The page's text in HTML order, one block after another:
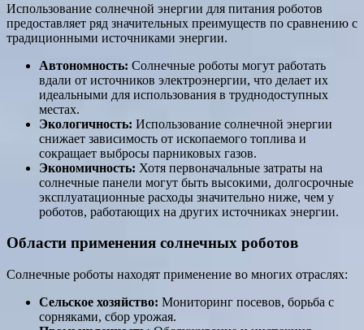
Использование солнечной энергии для питания роботов
предоставляет ряд значительных преимуществ по сравнению с
традиционными источниками энергии.
Автономность: Солнечные роботы могут работать
вдали от источников электроэнергии, что делает их
идеальными для использования в труднодоступных
местах.
Экологичность: Использование солнечной энергии
снижает зависимость от ископаемого топлива и
сокращает выбросы парниковых газов.
Экономичность: Хотя первоначальные затраты на
солнечные панели могут быть высокими, долгосрочные
эксплуатационные расходы значительно ниже, чем у
роботов, работающих на других источниках энергии.
Области применения солнечных роботов
Солнечные роботы находят применение во многих отраслях:
Сельское хозяйство: Мониторинг посевов, борьба с
сорняками, сбор урожая.